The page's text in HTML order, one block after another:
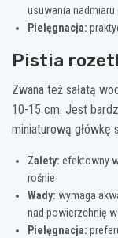
usuwania nadmiaru
Pielęgnacja:
Pistia
Zwana też sałatą
10-15 cm. Jest
miniaturową główkę
Zalety: efektowny
rośnie
Wady: wymaga
nad powierzchnię
Pielęgnacja: